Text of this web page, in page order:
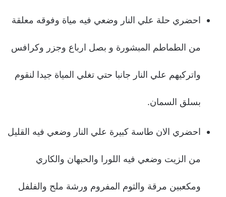
احضري حلة علي النار وضعي فيه مياة وفوقه معلقة
من الطماطم المبشورة و بصل ارباع وجزر وكرافس
واتركيهم علي النار جانبا حتي تغلي المياة جيدا لنقوم
بسلق السمان.
احضري الان طاسة كبيرة علي النار وضعي فيه القليل
من الزيت وضعي فيه اللورا والحبهان والكاري
ومكعبين مرقة والثوم المفروم ورشة ملح والفلفل